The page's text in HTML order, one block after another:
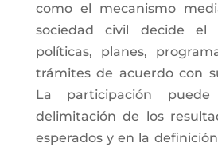
como el mecanismo
sociedad civil decide
políticas, planes,
trámites de acuerdo con
La participación
delimitación de los
esperados y en la